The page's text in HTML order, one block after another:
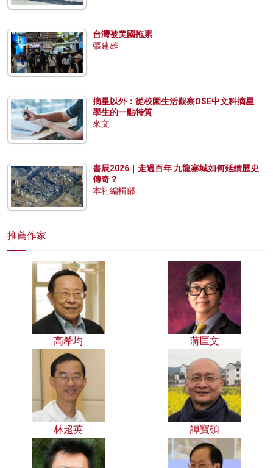
台灣被美國拖累
張建雄
摘星以外：從校園生活觀察DSE中文科摘星
學生的一點特質
來文
書展2026｜走過百年 九龍寨城如何延續歷史
傳奇？
本社編輯部
推薦作家
高希均 蔣匡文
林超英 譚寶碩